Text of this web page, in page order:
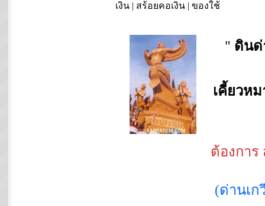
เงิน | สร้อยคอเงิน | ของใช้
" ดินด่
เคี้ยวห
ต้องกา
(ด่านเ